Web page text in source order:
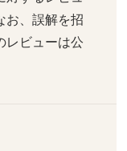
お、誤解を招
レビューは公